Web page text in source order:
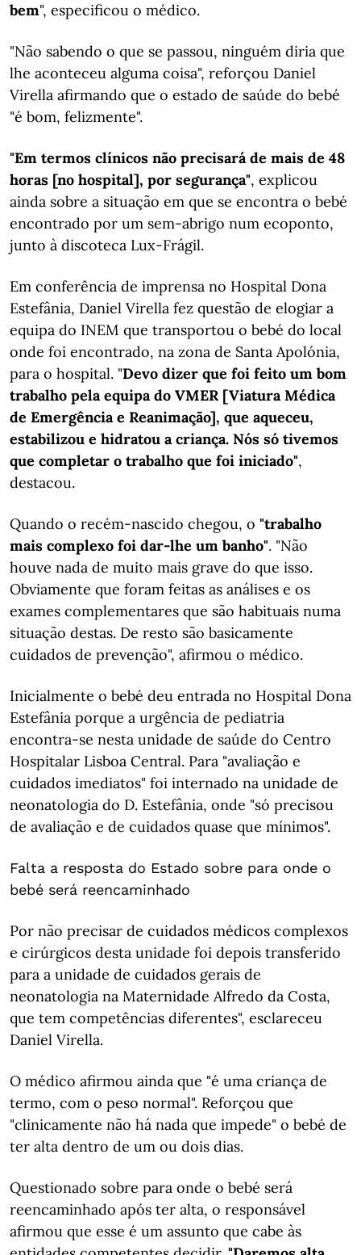
bem", especificou o médico.
"Não sabendo o que se passou, ninguém diria que
lhe aconteceu alguma coisa", reforçou Daniel
Virella afirmando que o estado de saúde do bebé
"é bom, felizmente".
"Em termos clínicos não precisará de mais de 48
horas [no hospital], por segurança", explicou
ainda sobre a situação em que se encontra o bebé
encontrado por um sem-abrigo num ecoponto,
junto à discoteca Lux-Frágil.
Em conferência de imprensa no Hospital Dona
Estefânia, Daniel Virella fez questão de elogiar a
equipa do INEM que transportou o bebé do local
onde foi encontrado, na zona de Santa Apolónia,
para o hospital. "Devo dizer que foi feito um bom
trabalho pela equipa do VMER [Viatura Médica
de Emergência e Reanimação], que aqueceu,
estabilizou e hidratou a criança. Nós só tivemos
que completar o trabalho que foi iniciado",
destacou.
Quando o recém-nascido chegou, o "trabalho
mais complexo foi dar-lhe um banho". "Não
houve nada de muito mais grave do que isso.
Obviamente que foram feitas as análises e os
exames complementares que são habituais numa
situação destas. De resto são basicamente
cuidados de prevenção", afirmou o médico.
Inicialmente o bebé deu entrada no Hospital Dona
Estefânia porque a urgência de pediatria
encontra-se nesta unidade de saúde do Centro
Hospitalar Lisboa Central. Para "avaliação e
cuidados imediatos" foi internado na unidade de
neonatologia do D. Estefânia, onde "só precisou
de avaliação e de cuidados quase que mínimos".
Falta a resposta do Estado sobre para onde o
bebé será reencaminhado
Por não precisar de cuidados médicos complexos
e cirúrgicos desta unidade foi depois transferido
para a unidade de cuidados gerais de
neonatologia na Maternidade Alfredo da Costa,
que tem competências diferentes", esclareceu
Daniel Virella.
O médico afirmou ainda que "é uma criança de
termo, com o peso normal". Reforçou que
"clinicamente não há nada que impede" o bebé de
ter alta dentro de um ou dois dias.
Questionado sobre para onde o bebé será
reencaminhado após ter alta, o responsável
afirmou que esse é um assunto que cabe às